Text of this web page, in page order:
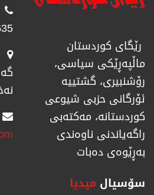
رێگای كوردستان
ماڵپەڕێكی سیاسی،
رۆشنبیری، گشتییە
ئۆرگانی حزبی شیوعی
كوردستانە، مەكتەبی
راگەیاندنی ناوەندی
بەڕێوەی دەبات
964+
سۆسیال میدیا